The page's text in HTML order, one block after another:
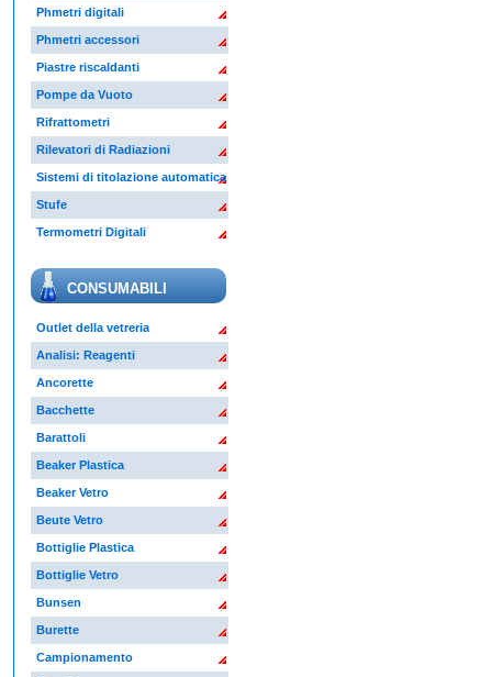
Phmetri digitali
Phmetri accessori
Piastre riscaldanti
Pompe da Vuoto
Rifrattometri
Rilevatori di Radiazioni
Sistemi di titolazione automatica
Stufe
Termometri Digitali
CONSUMABILI
Outlet della vetreria
Analisi: Reagenti
Ancorette
Bacchette
Barattoli
Beaker Plastica
Beaker Vetro
Beute Vetro
Bottiglie Plastica
Bottiglie Vetro
Bunsen
Burette
Campionamento